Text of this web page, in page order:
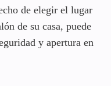
de elegir el lugar
de su casa, puede
y apertura en